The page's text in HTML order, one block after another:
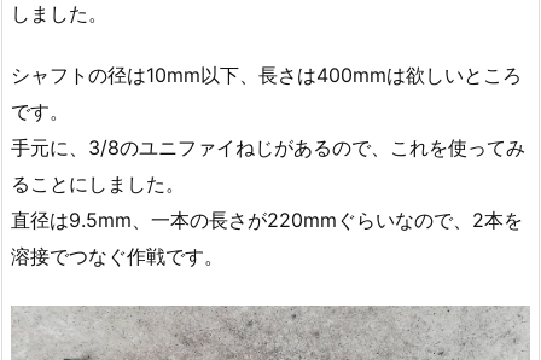
しました。
シャフトの径は10mm以下、長さは400mmは欲しいところ
です。
手元に、3/8のユニファイねじがあるので、これを使ってみ
ることにしました。
直径は9.5mm、一本の長さが220mmぐらいなので、2本を
溶接でつなぐ作戦です。